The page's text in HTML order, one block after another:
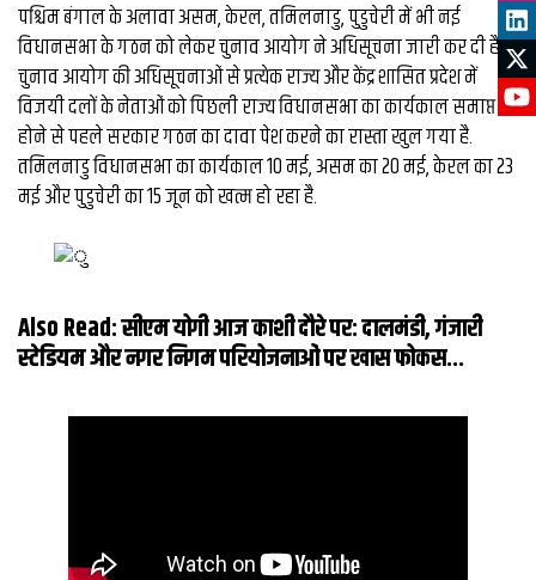
पश्चिम बंगाल के अलावा असम, केरल, तमिलनाडु, पुडुचेरी में भी नई
विधानसभा के गठन को लेकर चुनाव आयोग ने अधिसूचना जारी कर दी है.
चुनाव आयोग की अधिसूचनाओं से प्रत्येक राज्य और केंद्र शासित प्रदेश में
विजयी दलों के नेताओं को पिछली राज्य विधानसभा का कार्यकाल समाप्त
होने से पहले सरकार गठन का दावा पेश करने का रास्ता खुल गया है.
तमिलनाडु विधानसभा का कार्यकाल 10 मई, असम का 20 मई, केरल का 23
मई और पुडुचेरी का 15 जून को खत्म हो रहा है.
Also Read:सीएम योगी आज काशी दौरे पर: दालमंडी, गंजारी
स्टेडियम और नगर निगम परियोजनाओं पर खास फोकस...